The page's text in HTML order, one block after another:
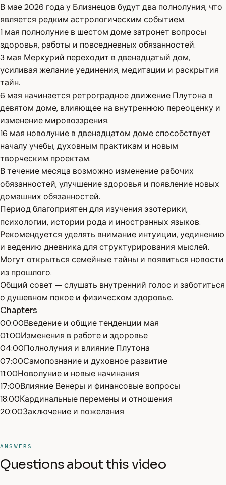
В мае 2026 года у Близнецов будут два полнолуния, что
является редким астрологическим событием.
1 мая полнолуние в шестом доме затронет вопросы
здоровья, работы и повседневных обязанностей.
3 мая Меркурий переходит в двенадцатый дом,
усиливая желание уединения, медитации и раскрытия
тайн.
6 мая начинается ретроградное движение Плутона в
девятом доме, влияющее на внутреннюю переоценку и
изменение мировоззрения.
16 мая новолуние в двенадцатом доме способствует
началу учебы, духовным практикам и новым
творческим проектам.
В течение месяца возможно изменение рабочих
обязанностей, улучшение здоровья и появление новых
домашних обязанностей.
Период благоприятен для изучения эзотерики,
психологии, истории рода и иностранных языков.
Рекомендуется уделять внимание интуиции, уединению
и ведению дневника для структурирования мыслей.
Могут открыться семейные тайны и появиться новости
из прошлого.
Общий совет — слушать внутренний голос и заботиться
о душевном покое и физическом здоровье.
Chapters
00:00Введение и общие тенденции мая
01:00Изменения в работе и здоровье
04:00Полнолуния и влияние Плутона
07:00Самопознание и духовное развитие
11:00Новолуние и новые начинания
17:00Влияние Венеры и финансовые вопросы
18:00Кардинальные перемены и отношения
20:00Заключение и пожелания
ANSWERS
Questions about this video